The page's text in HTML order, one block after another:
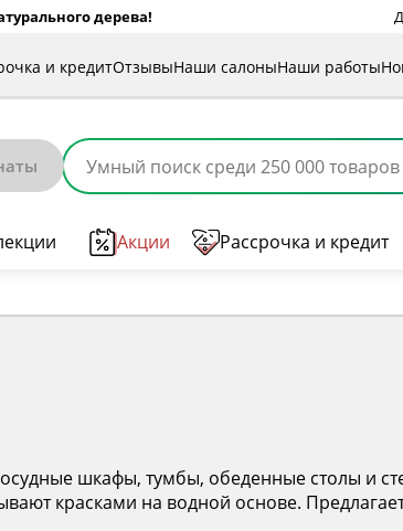
дерева!
и кредитОтзывыНаши салоныНаши работы
Акции Рассрочка и кредит
шкафы, тумбы, обеденные столы и
красками на водной основе.